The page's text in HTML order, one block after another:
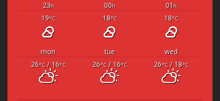
23h 00h 01 h
19°C 18°C 18°C
mon tue
wed
26°C/ 16°C 26°C/ 16°C 26°C/ 18°C